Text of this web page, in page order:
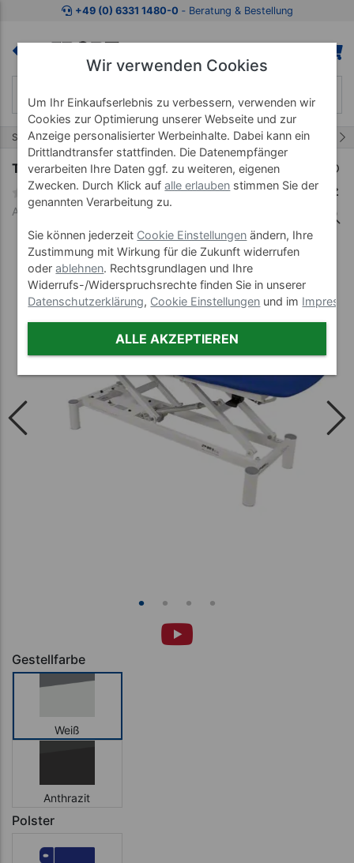
Zum Kaufbereich springen Zur Produktbeschreibung
+49 (0) 6331 1480-0 ‐ Beratung & Bestellung
Start Therapieliege Smart ST Smart ST3
Therapieliege Smart ST3
Art-Nr. 23310-06-65-01
Gestellfarbe
Weiß
Anthrazit
Polster
Wir verwenden Cookies
Um Ihr Einkaufserlebnis zu verbessern, verwenden wir
Cookies zur Optimierung unserer Webseite und zur
Anzeige personalisierter Werbeinhalte. Dabei kann ein
Drittlandtransfer stattfinden. Die Datenempfänger
verarbeiten Ihre Daten ggf. zu weiteren, eigenen
Zwecken. Durch Klick aufalle erlauben stimmen Sie der
genannten Verarbeitung zu.
Sie können jederzeit Cookie Einstellungen ändern, Ihre
Zustimmung mit Wirkung für die Zukunft widerrufen
oderablehnen. Rechtsgrundlagen und Ihre
Widerrufs-/Widerspruchsrechte finden Sie in unserer
Datenschutzerklärung, Cookie Einstellungen und im
ALLE AKZEPTIEREN